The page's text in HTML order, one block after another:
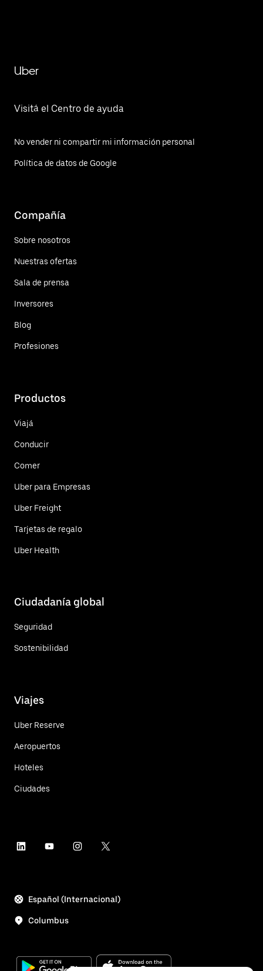
Uber
Visitá el Centro de ayuda
No vender ni compartir mi información personal
Política de datos de Google
Compañía
Sobre nosotros
Nuestras ofertas
Sala de prensa
Inversores
Blog
Profesiones
Productos
Viajá
Conducir
Comer
Uber para Empresas
Uber Freight
Tarjetas de regalo
Uber Health
Ciudadanía global
Seguridad
Sostenibilidad
Viajes
Uber Reserve
Aeropuertos
Hoteles
Ciudades
Español (Internacional)
Columbus